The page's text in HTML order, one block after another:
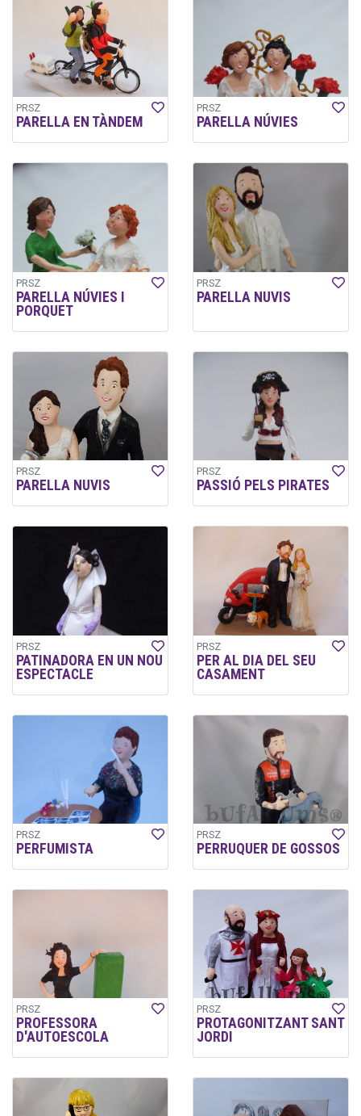
PRSZ
PARELLA EN TÀNDEM
PRSZ
PARELLA NÚVIES
PRSZ
PARELLA NÚVIES I
PORQUET
PRSZ
PARELLA NUVIS
PRSZ
PARELLA NUVIS
PRSZ
PASSIÓ PELS PIRATES
PRSZ
PATINADORA EN UN NOU
ESPECTACLE
PRSZ
PER AL DIA DEL SEU
CASAMENT
PRSZ
PERFUMISTA
PRSZ
PERRUQUER DE GOSSOS
PRSZ
PROFESSORA
D'AUTOESCOLA
PRSZ
PROTAGONITZANT SANT
JORDI